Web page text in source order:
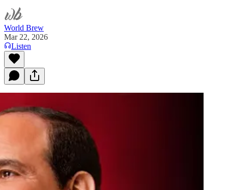
World Brew
Mar 22, 2026
Listen